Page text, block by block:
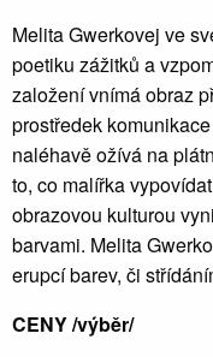
Melita Gwerkovej ve
poetiku zážitků a
založení vnímá obraz
prostředek
naléhavě ožívá na
to, co malířka
obrazovou kulturou
barvami. Melita
erupcí barev, či
CENY /výběr/